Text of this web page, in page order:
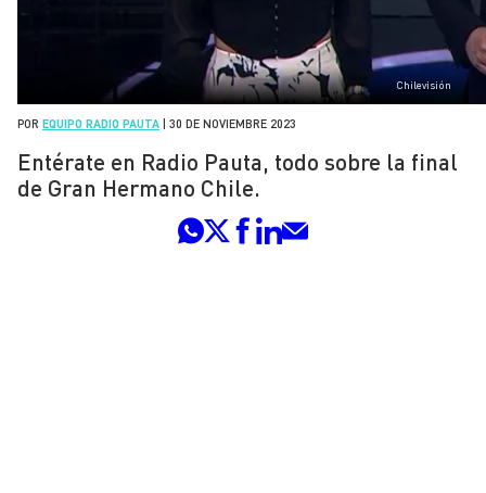
Chilevisión
POR EQUIPO RADIO PAUTA 30 DE NOVIEMBRE 2023
Entérate en Radio Pauta, todo sobre la final
de Gran Hermano Chile.